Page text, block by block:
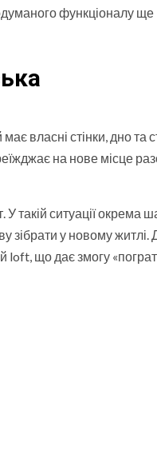
функціоналу ще
власні стінки, дно та
на нове місце
У такій ситуації окрема
зібрати у новому житлі.
loft, що дає змогу